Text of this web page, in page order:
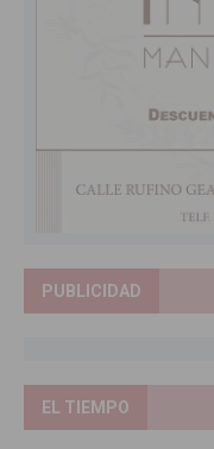
PUBLICIDAD
EL TIEMPO